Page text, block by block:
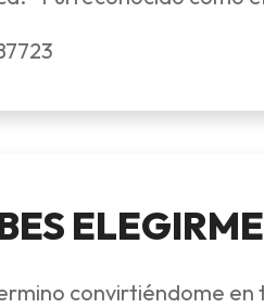
convirtiéndome